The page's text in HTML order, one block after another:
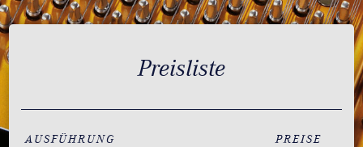
Preisliste
AUSFÜHRUNG PREISE